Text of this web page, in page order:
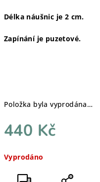
Délka náušnic je 2 cm.
Zapínání je puzetové.
Položka byla vyprodána…
440 Kč
cena:
Vyprodáno